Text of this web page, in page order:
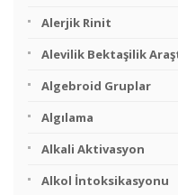
Alerjik Rinit
Alevilik Bektaşilik
Algebroid Gruplar
Algılama
Alkali Aktivasyon
Alkol İntoksikasyonu